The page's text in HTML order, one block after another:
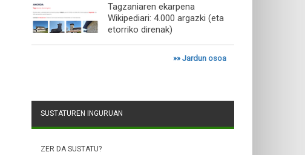
Tagzaniaren ekarpena
Wikipediari: 4.000 argazki (eta
etorriko direnak)
»»Jardun osoa
SUSTATUREN INGURUAN
ZER DA SUSTATU?